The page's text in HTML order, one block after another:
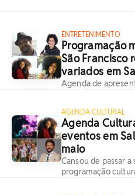
ENTRETENIMENTO
Programação
São Francisco
variados em
Agenda de
AGENDA CULTURAL
Agenda
eventos em
maio
Cansou de passar
programação